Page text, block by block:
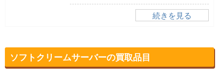
続きを見る
ソフトクリームサーバーの買取品目